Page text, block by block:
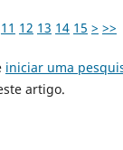
11 12 13 14 15 > >>
iniciar uma
artigo.